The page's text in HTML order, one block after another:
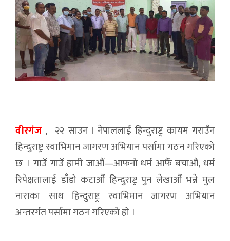
वीरगंज , २२ साउन l नेपाललाई हिन्दुराष्ट्र कायम गराउँन
हिन्दुराष्ट्र स्वाभिमान जागरण अभियान पर्सामा गठन गरिएको
छ । गाउँ गाउँ हामी जाऔं—आफनो धर्म आर्फै बचाऔ, धर्म
रिपेक्षतालाई डाँडो कटाऔं हिन्दुराष्ट्र पुन लेखाऔं भन्ने मुल
नाराका साथ हिन्दुराष्ट्र स्वाभिमान जागरण अभियान
अन्तरर्गत पर्सामा गठन गरिएको हो ।